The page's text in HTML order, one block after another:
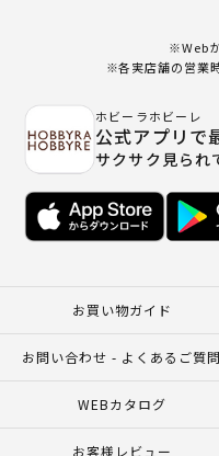
※Web
※各実店舗の営業
ホビーラホビーレ
公式アプリで
サクサク見られ
お買い物ガイド
お問い合わせ - よくあるご質問
WEBカタログ
お客様レビュー